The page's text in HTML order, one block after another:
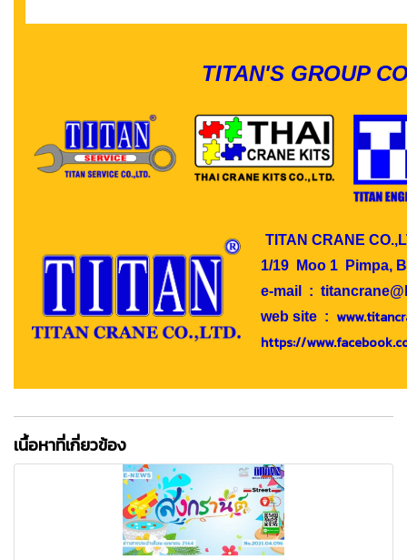
TITAN'S GROUP
TITAN CRANE
1/19 Moo 1 Pimpa,
e-mail :
web site :
https://
เนื้อหาที่เกี่ยวข้อง